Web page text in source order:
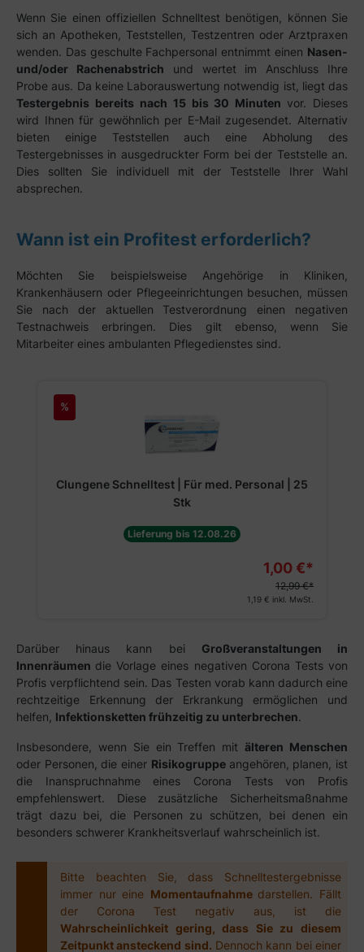
Wenn Sie einen offiziellen Schnelltest benötigen, können Sie
sich an Apotheken, Teststellen, Testzentren oder Arztpraxen
wenden. Das geschulte Fachpersonal entnimmt einen Nasen-
und/oder Rachenabstrich und wertet im Anschluss Ihre
Probe aus. Da keine Laborauswertung notwendig ist, liegt das
Testergebnis bereits nach 15 bis 30 Minuten vor. Dieses
wird Ihnen für gewöhnlich per E-Mail zugesendet. Alternativ
bieten einige Teststellen auch eine Abholung des
Testergebnisses in ausgedruckter Form bei der Teststelle an.
Dies sollten Sie individuell mit der Teststelle Ihrer Wahl
absprechen.
Wann ist ein Profitest erforderlich?
Möchten Sie beispielsweise Angehörige in Kliniken,
Krankenhäusern oder Pflegeeinrichtungen besuchen, müssen
Sie nach der aktuellen Testverordnung einen negativen
Testnachweis erbringen. Dies gilt ebenso, wenn Sie
Mitarbeiter eines ambulanten Pflegedienstes sind.
%
Clungene Schnelltest | Für med. Personal | 25
Stk
Lieferung bis 12.08.26
1,00 €*
12,99 €*
1,19 € inkl. MwSt.
Darüber hinaus kann bei Großveranstaltungen in
Innenräumen die Vorlage eines negativen Corona Tests von
Profis verpflichtend sein. Das Testen vorab kann dadurch eine
rechtzeitige Erkennung der Erkrankung ermöglichen und
helfen, Infektionsketten frühzeitig zu unterbrechen.
Insbesondere, wenn Sie ein Treffen mitälteren Menschen
oder Personen, die einer Risikogruppe angehören, planen, ist
die Inanspruchnahme eines Corona Tests von Profis
empfehlenswert. Diese zusätzliche Sicherheitsmaßnahme
trägt dazu bei, die Personen zu schützen, bei denen ein
besonders schwerer Krankheitsverlauf wahrscheinlich ist.
Bitte beachten Sie, dass Schnelltestergebnisse
immer nur eine Momentaufnahme darstellen. Fällt
der Corona Test negativ aus, ist die
Wahrscheinlichkeit gering, dass Sie zu diesem
Zeitpunkt ansteckend sind. Dennoch kann bei einer